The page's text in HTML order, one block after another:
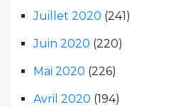
Juillet 2020 (241)
Juin 2020 (220)
Mai 2020 (226)
Avril 2020 (194)